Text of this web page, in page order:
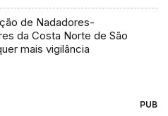
de Nadadores-
da Costa Norte de São
mais vigilância
PUB